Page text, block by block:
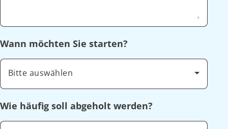
Wann möchten Sie starten?
Bitte auswählen
Wie häufig soll abgeholt werden?